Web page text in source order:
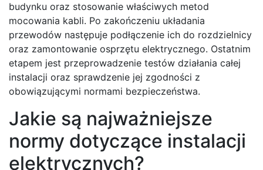
budynku oraz stosowanie właściwych metod
mocowania kabli. Po zakończeniu układania
przewodów następuje podłączenie ich do rozdzielnicy
oraz zamontowanie osprzętu elektrycznego. Ostatnim
etapem jest przeprowadzenie testów działania całej
instalacji oraz sprawdzenie jej zgodności z
obowiązującymi normami bezpieczeństwa.
Jakie są najważniejsze
normy dotyczące instalacji
elektrycznych?